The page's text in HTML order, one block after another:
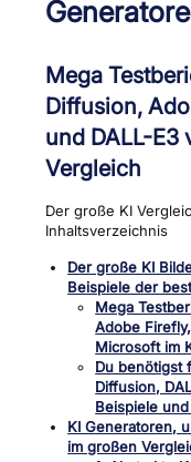
Mega
Diffusion,
und DALL-E3
Vergleich
Der große KI
Inhaltsverzeichnis
Der große KI
Beispiele der
Mega
Adobe
Microsoft im
Du benötigst
Diffusion,
Beispiele
KI Generatoren,
im großen